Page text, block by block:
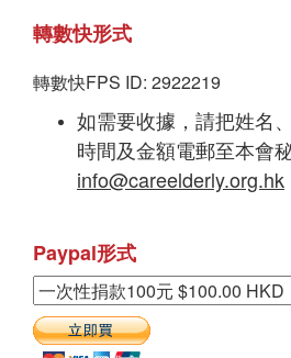
轉數快形式
轉數快FPS ID: 2922219
如需要收據，請把姓名
時間及金額電郵至本會
info@careelderly.org.hk
Paypal形式